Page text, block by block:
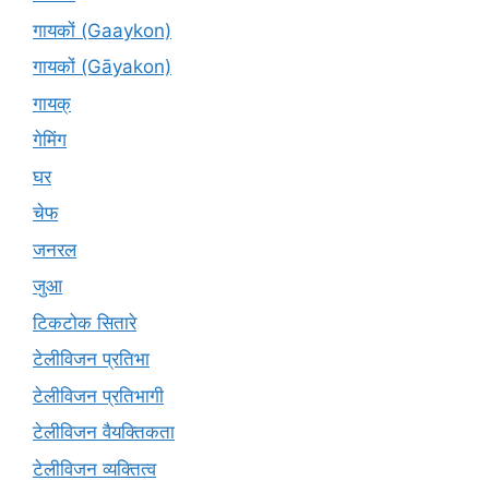
गायकों (Gaaykon)
गायकों (Gāyakon)
गायक्
गेमिंग
घर
चेफ
जनरल
जुआ
टिकटोक सितारे
टेलीविजन प्रतिभा
टेलीविजन प्रतिभागी
टेलीविजन वैयक्तिकता
टेलीविजन व्यक्तित्व